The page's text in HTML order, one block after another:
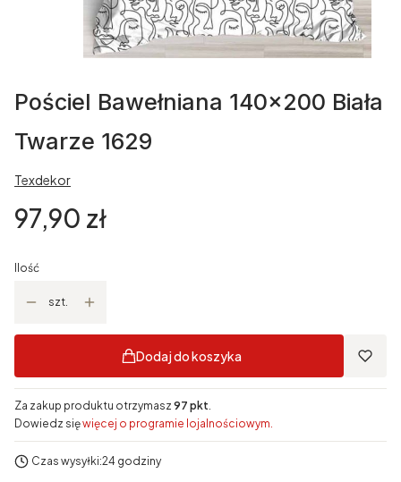
Pościel Bawełniana 140x200 Biała
Twarze 1629
Texdekor
Cena
97,90 zł
Ilość
szt.
Dodaj do koszyka
Za zakup produktu otrzymasz 97 pkt.
Dowiedz sięwięcej o programie lojalnościowym.
Czas wysyłki:24 godziny